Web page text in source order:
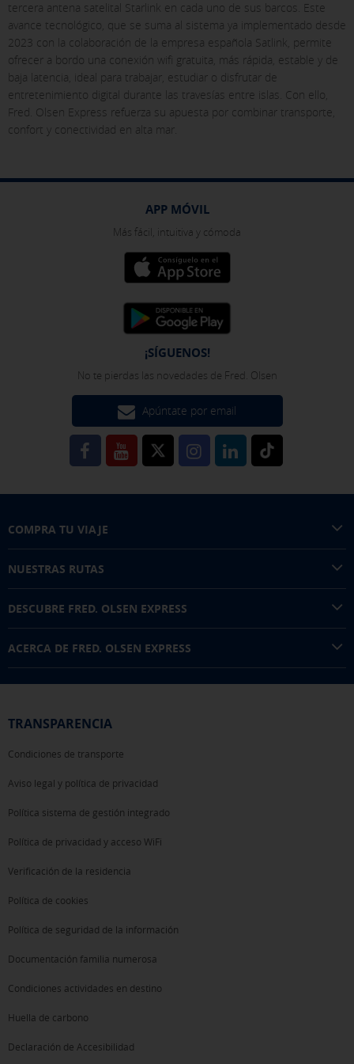
tercera antena satelital Starlink en cada uno de sus barcos. Este
avance tecnológico, que se suma al sistema ya implementado desde
2023 con la colaboración de la empresa española Satlink, permite
ofrecer a bordo una conexión wifi gratuita, más rápida, estable y de
baja latencia, ideal para trabajar, estudiar o disfrutar de
entretenimiento digital durante las travesías entre islas. Con ello,
Fred. Olsen Express refuerza su apuesta por combinar transporte,
confort y conectividad en alta mar.
APP MÓVIL
Más fácil, intuitiva y cómoda
¡SÍGUENOS!
No te pierdas las novedades de Fred. Olsen
Apúntate por email
COMPRA TU VIAJE
NUESTRAS RUTAS
DESCUBRE FRED. OLSEN EXPRESS
ACERCA DE FRED. OLSEN EXPRESS
TRANSPARENCIA
Condiciones de transporte
Aviso legal y política de privacidad
Política sistema de gestión integrado
Política de privacidad y acceso WiFi
Verificación de la residencia
Política de cookies
Política de seguridad de la información
Documentación familia numerosa
Condiciones actividades en destino
Huella de carbono
Declaración de Accesibilidad